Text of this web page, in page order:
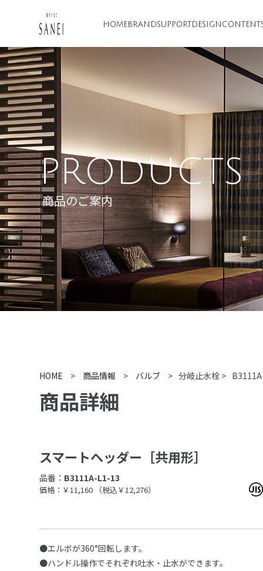
HOME BRANDSUPPORT DESIGN
PRODUCTS
商品のご案内
HOME > 商品情報 > バルブ > 分岐止水栓 >
商品詳細
スマートヘッダー［共用形］
品番： B3111A-L1-13
価格：￥11,160 （税込￥12,276）
●エルボが360°回転します。
●ハンドル操作でそれぞれ吐水・止水ができます。